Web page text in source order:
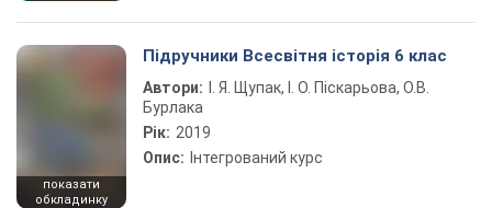
показати
обкладинку
Підручники Всесвітня історія 6 клас
Автори:
І. Я. Щупак, І. О. Піскарьова, О.В.
Бурлака
Рік: 2019
Опис: Інтегрований курс